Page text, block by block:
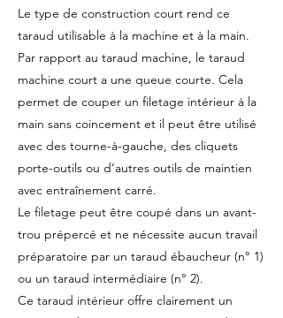
Le type de construction court rend ce
taraud utilisable à la machine et à la main.
Par rapport au taraud machine, le taraud
machine court a une queue courte. Cela
permet de couper un filetage intérieur à la
main sans coincement et il peut être utilisé
avec des tourne-à-gauche, des cliquets
porte-outils ou d’autres outils de maintien
avec entraînement carré.
Le filetage peut être coupé dans un avant-
trou prépercé et ne nécessite aucun travail
préparatoire par un taraud ébaucheur (n° 1)
ou un taraud intermédiaire (n° 2).
Ce taraud intérieur offre clairement un